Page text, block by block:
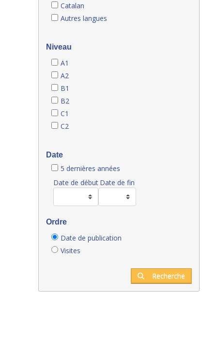
Catalan
Autres langues
Niveau
A1
A2
B1
B2
C1
C2
Date
5 dernières années
Date de début Date de fin
Ordre
Date de publication
Visites
Recherche